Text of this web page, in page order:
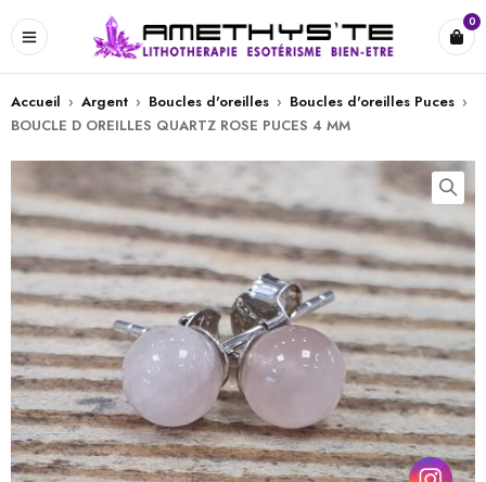
0
Accueil › Argent › Boucles d'oreilles › Boucles d'oreilles Puces ›
BOUCLE D OREILLES QUARTZ ROSE PUCES 4 MM